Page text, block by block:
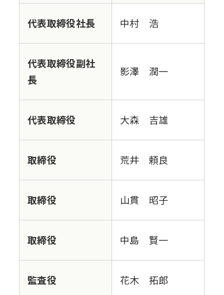
代表取締役社長 中村 浩
代表取締役副社
長
影澤 潤一
代表取締役 大森 吉雄
取締役 荒井 頼良
取締役 山貫 昭子
取締役 中島 賢一
監査役 花木 拓郎